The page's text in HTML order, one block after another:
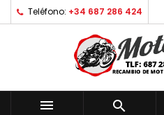
Teléfono: +34 687 286 424
 